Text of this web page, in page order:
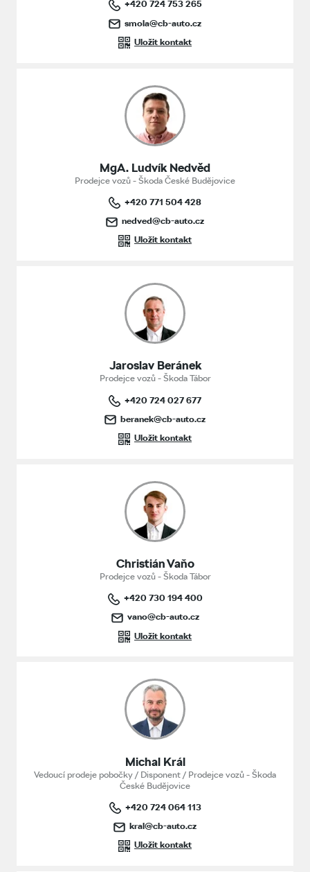
+420 724 753 265
smola@cb-auto.cz
Uložit kontakt
MgA. Ludvík Nedvěd
Prodejce vozů - Škoda České Budějovice
+420 771 504 428
nedved@cb-auto.cz
Uložit kontakt
Jaroslav Beránek
Prodejce vozů - Škoda Tábor
+420 724 027 677
beranek@cb-auto.cz
Uložit kontakt
Christián Vaňo
Prodejce vozů - Škoda Tábor
+420 730 194 400
vano@cb-auto.cz
Uložit kontakt
Michal Král
Vedoucí prodeje pobočky / Disponent / Prodejce vozů - Škoda
České Budějovice
+420 724 064 113
kral@cb-auto.cz
Uložit kontakt